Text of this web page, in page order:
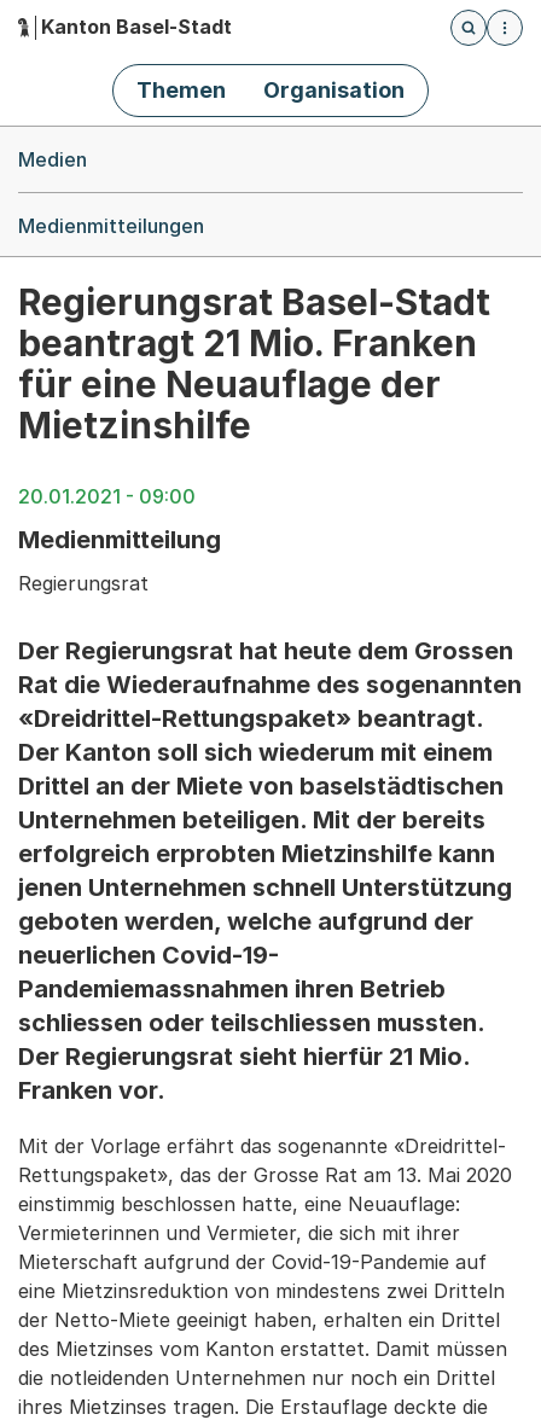
Hauptnavigation
Kanton Basel-Stadt
Öffnet
Themen Organisation
Medien
Medienmitteilungen
Regierungsrat Basel-Stadt
beantragt 21 Mio. Franken
für eine Neuauflage der
Mietzinshilfe
20.01.2021 - 09:00
Medienmitteilung
Regierungsrat
Der Regierungsrat hat heute dem Grossen
Rat die Wiederaufnahme des sogenannten
«Dreidrittel-Rettungspaket» beantragt.
Der Kanton soll sich wiederum mit einem
Drittel an der Miete von baselstädtischen
Unternehmen beteiligen. Mit der bereits
erfolgreich erprobten Mietzinshilfe kann
jenen Unternehmen schnell Unterstützung
geboten werden, welche aufgrund der
neuerlichen Covid-19-
Pandemiemassnahmen ihren Betrieb
schliessen oder teilschliessen mussten.
Der Regierungsrat sieht hierfür 21 Mio.
Franken vor.
Mit der Vorlage erfährt das sogenannte «Dreidrittel-
Rettungspaket», das der Grosse Rat am 13. Mai 2020
einstimmig beschlossen hatte, eine Neuauflage:
Vermieterinnen und Vermieter, die sich mit ihrer
Mieterschaft aufgrund der Covid-19-Pandemie auf
eine Mietzinsreduktion von mindestens zwei Dritteln
der Netto-Miete geeinigt haben, erhalten ein Drittel
des Mietzinses vom Kanton erstattet. Damit müssen
die notleidenden Unternehmen nur noch ein Drittel
ihres Mietzinses tragen. Die Erstauflage deckte die